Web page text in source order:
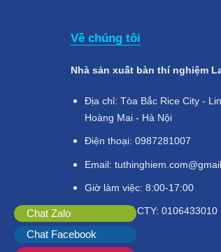
Về chúng tôi
Nhà sản xuất bàn thí nghiệm
Địa chỉ: Tòa Bắc Rice City -
Hoàng Mai - Hà Nội
Điện thoại: 0987281007
Email:
Giờ làm việc: 8:00-17:00
Mã số thuế CTY: 0106433010
Chat Zalo
Chat Facebook